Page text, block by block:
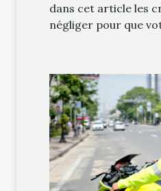
dans cet article les
négliger pour que